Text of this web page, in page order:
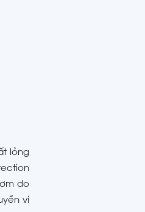
lỏng
do
vi